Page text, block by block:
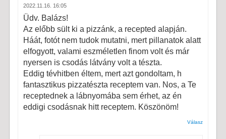
2022.11.16. 16:05
Üdv. Balázs!
Az előbb sült ki a pizzánk, a recepted alapján.
Háát, fotót nem tudok mutatni, mert pillanatok alatt
elfogyott, valami eszméletlen finom volt és már
nyersen is csodás látvány volt a tészta.
Eddig tévhitben éltem, mert azt gondoltam, h
fantasztikus pizzatészta receptem van. Nos, a Te
receptednek a lábnyomába sem érhet, az én
eddigi csodásnak hitt receptem. Köszönöm!
Válasz